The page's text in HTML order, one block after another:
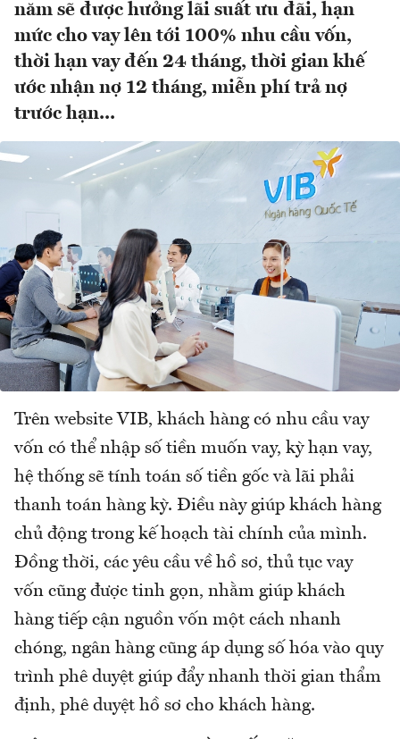
năm sẽ được hưởng lãi suất ưu đãi, hạn
mức cho vay lên tới 100% nhu cầu vốn,
thời hạn vay đến 24 tháng, thời gian khế
ước nhận nợ 12 tháng, miễn phí trả nợ
trước hạn...
Trên website VIB, khách hàng có nhu cầu vay
vốn có thể nhập số tiền muốn vay, kỳ hạn vay,
hệ thống sẽ tính toán số tiền gốc và lãi phải
thanh toán hàng kỳ. Điều này giúp khách hàng
chủ động trong kế hoạch tài chính của mình.
Đồng thời, các yêu cầu về hồ sơ, thủ tục vay
vốn cũng được tinh gọn, nhằm giúp khách
hàng tiếp cận nguồn vốn một cách nhanh
chóng, ngân hàng cũng áp dụng số hóa vào quy
trình phê duyệt giúp đẩy nhanh thời gian thẩm
định, phê duyệt hồ sơ cho khách hàng.